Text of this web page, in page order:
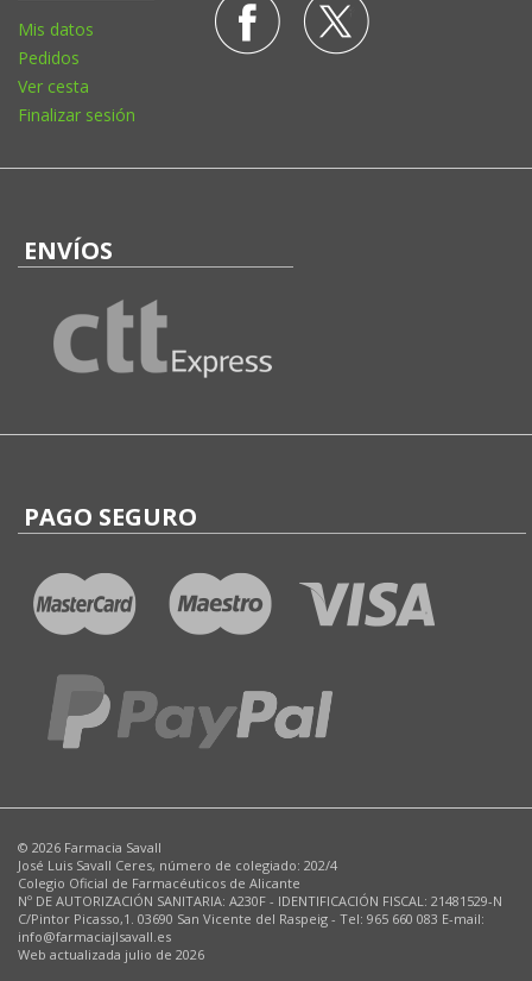
Mis datos
Pedidos
Ver cesta
Finalizar sesión
ENVÍOS
PAGO SEGURO
© 2026 Farmacia Savall
José Luis Savall Ceres, número de colegiado: 202/4
Colegio Oficial de Farmacéuticos de Alicante
Nº DE AUTORIZACIÓN SANITARIA: A230F - IDENTIFICACIÓN FISCAL: 21481529-N
C/Pintor Picasso,1. 03690 San Vicente del Raspeig - Tel: 965 660 083 E-mail:
info@farmaciajlsavall.es
Web actualizada julio de 2026